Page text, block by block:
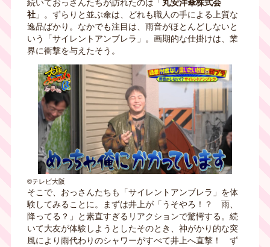
続いておっさんたちが訪れたのは「 丸安洋傘株式会
社」。ずらりと並ぶ傘は、どれも職人の手による上質な
逸品ばかり。なかでも注目は、雨音がほとんどしないと
いう「サイレントアンブレラ」。画期的な仕掛けは、業
界に衝撃を与えたそう。
©テレビ大阪
そこで、おっさんたちも「サイレントアンブレラ」を体
験してみることに。まずは井上が「うそやろ！？ 雨、
降ってる？」と素直すぎるリアクションで驚愕する。続
いて大友が体験しようとしたそのとき、神がかり的な突
風により雨代わりのシャワーがすべて井上へ直撃！ ず